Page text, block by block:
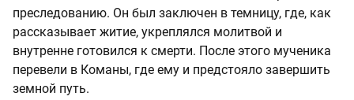
преследованию. Он был заключен в темницу, где, как
рассказывает житие, укреплялся молитвой и
внутренне готовился к смерти. После этого мученика
перевели в Команы, где ему и предстояло завершить
земной путь.